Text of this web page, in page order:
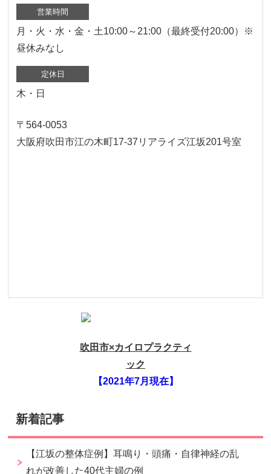
営業時間
月・火・水・金・土10:00～21:00（最終受付20:00）※
昼休みなし
定休日
木・日
〒564-0053
大阪府吹田市江の木町17‐37リアライズ江坂201号室
吹田市×カイロプラクティ
ック
【2021年7月現在】
新着記事
【江坂の整体症例】耳鳴り・頭痛・自律神経の乱
れが改善した40代主婦の例